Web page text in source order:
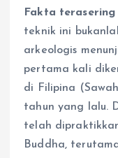
Fakta terasering
teknik ini
arkeologis
pertama kali
di Filipina
tahun yang lalu.
telah
Buddha,